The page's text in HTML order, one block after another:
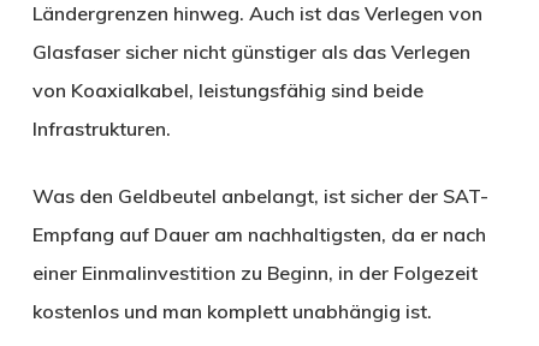
Ländergrenzen hinweg. Auch ist das Verlegen von
Glasfaser sicher nicht günstiger als das Verlegen
von Koaxialkabel, leistungsfähig sind beide
Infrastrukturen.
Was den Geldbeutel anbelangt, ist sicher der SAT-
Empfang auf Dauer am nachhaltigsten, da er nach
einer Einmalinvestition zu Beginn, in der Folgezeit
kostenlos und man komplett unabhängig ist.